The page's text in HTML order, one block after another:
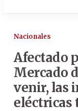
Nacionales
Afectado
Mercado
venir, las
eléctricas